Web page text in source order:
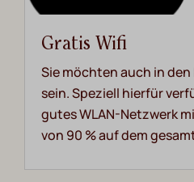
Gratis Wifi
Sie möchten auch in
sein. Speziell hierfür
gutes WLAN-Netzwerk
von 90 % auf dem